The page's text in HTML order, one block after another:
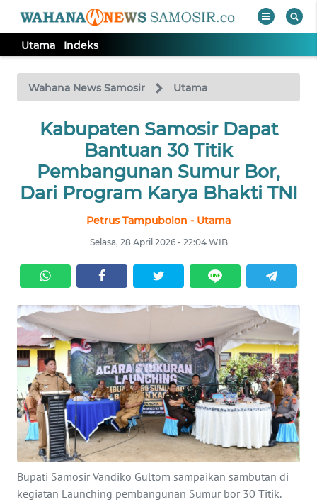
Utama Indeks
Wahana News Samosir Utama
Kabupaten Samosir Dapat
Bantuan 30 Titik
Pembangunan Sumur Bor,
Dari Program Karya Bhakti TNI
Petrus Tampubolon - Utama
Selasa, 28 April 2026 - 22:04 WIB
Bupati Samosir Vandiko Gultom sampaikan sambutan di
kegiatan Launching pembangunan Sumur bor 30 Titik.
TV
Tutup
UTAMA
Informasi
INDEKS
KAMI
IKLAN
TENTANG
KAMI
PEDOMAN
MEDIA
SIBER
REDAKSI